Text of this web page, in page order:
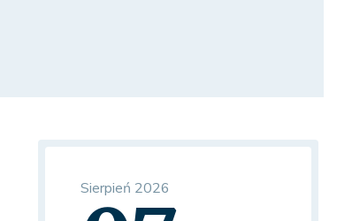
Sierpień 2026